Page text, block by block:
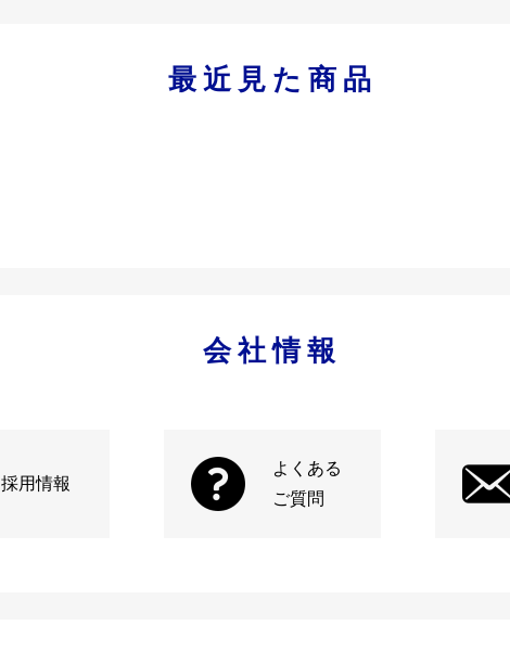
最近見た商品
会社情報
採用情報
よくある
ご質問